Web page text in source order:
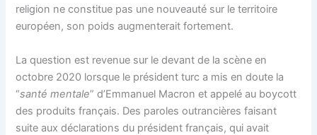
religion ne constitue pas une nouveauté sur le territoire
européen, son poids augmenterait fortement.
La question est revenue sur le devant de la scène en
octobre 2020 lorsque le président turc a mis en doute la
“santé mentale” d’Emmanuel Macron et appelé au boycott
des produits français. Des paroles outrancières faisant
suite aux déclarations du président français, qui avait